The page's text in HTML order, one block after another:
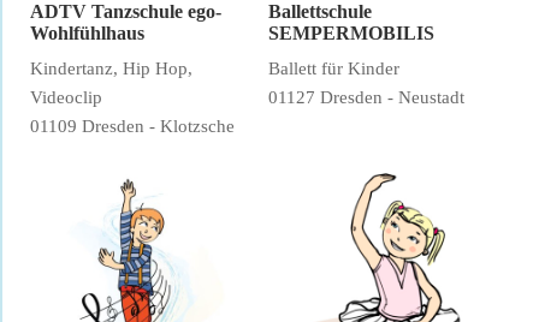
ADTV Tanzschule ego-
Wohlfühlhaus
Kindertanz, Hip Hop,
Videoclip
01109 Dresden - Klotzsche
Ballettschule
SEMPERMOBILIS
Ballett für Kinder
01127 Dresden - Neustadt